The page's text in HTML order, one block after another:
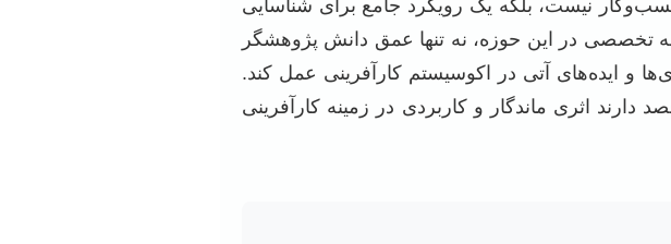
کسب‌وکار نیست، بلکه یک رویکرد جامع برای شناسایی
در این حوزه، نه تنها عمق دانش پژوهشگر
و ایده‌های آتی در اکوسیستم کارآفرینی عمل کند.
اثری ماندگار و کاربردی در زمینه کارآفرینی